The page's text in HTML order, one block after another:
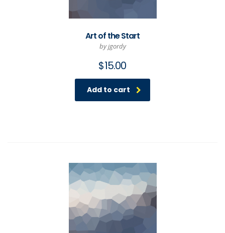
Art of the Start
by jgordy
$15.00
Add to cart